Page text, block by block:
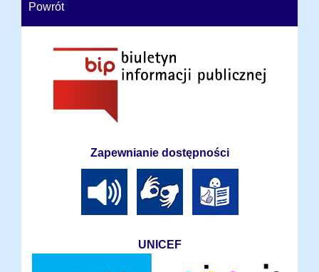
Powrót
Zapewnianie dostępności
UNICEF